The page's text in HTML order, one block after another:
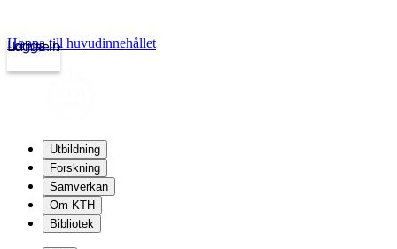
kth.se
Logga in
Hoppa till huvudinnehållet
Utbildning
Forskning
Samverkan
Om KTH
Bibliotek